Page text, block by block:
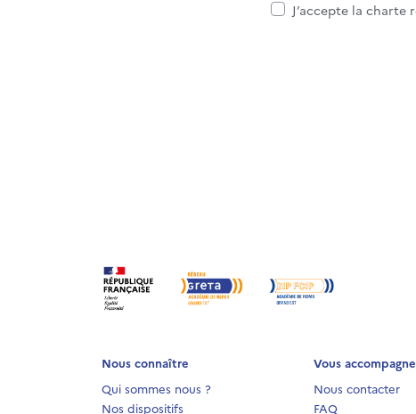
J’accepte la charte
Nous connaître
Qui sommes nous ?
Nos dispositifs
Vous
Nous contacter
FAQ